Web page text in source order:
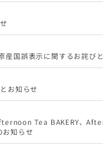
国誤表示に関するお詫び
お知らせ
Tea BAKERY、
お知らせ